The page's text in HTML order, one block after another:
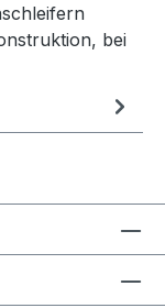
bei